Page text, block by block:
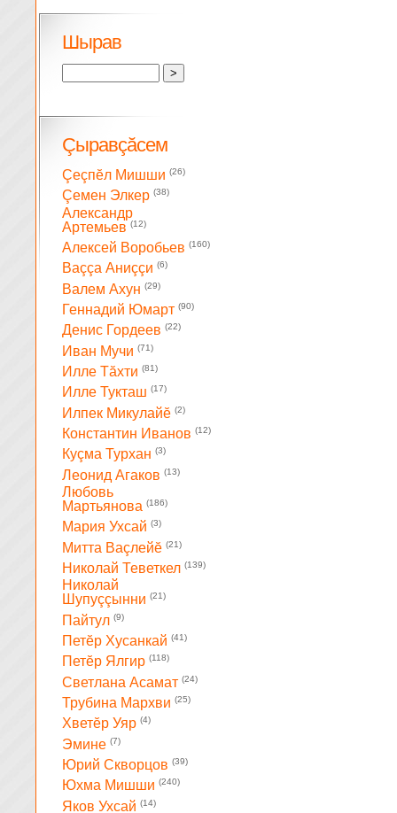
Шырав
Çыравçăсем
Çеçпĕл Мишши (26)
Çемен Элкер (38)
Александр
Артемьев (12)
Алексей Воробьев (160)
Ваççа Аниççи (6)
Валем Ахун (29)
Геннадий Юмарт (90)
Денис Гордеев (22)
Иван Мучи (71)
Илле Тăхти (81)
Илле Тукташ (17)
Илпек Микулайĕ (2)
Константин Иванов (12)
Куçма Турхан (3)
Леонид Агаков (13)
Любовь
Мартьянова (186)
Мария Ухсай (3)
Митта Ваçлейĕ (21)
Николай Теветкел (139)
Николай
Шупуççынни (21)
Пайтул (9)
Петĕр Хусанкай (41)
Петĕр Ялгир (118)
Светлана Асамат (24)
Трубина Мархви (25)
Хветĕр Уяр (4)
Эмине (7)
Юрий Скворцов (39)
Юхма Мишши (240)
Яков Ухсай (14)